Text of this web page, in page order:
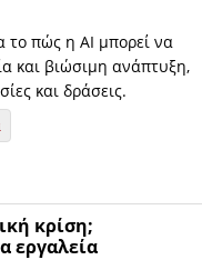
το πώς η AI μπορεί να
και βιώσιμη ανάπτυξη,
και δράσεις.
κρίση;
εργαλεία